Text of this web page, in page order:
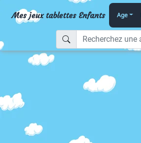
Mes jeux tablettes Enfants Age